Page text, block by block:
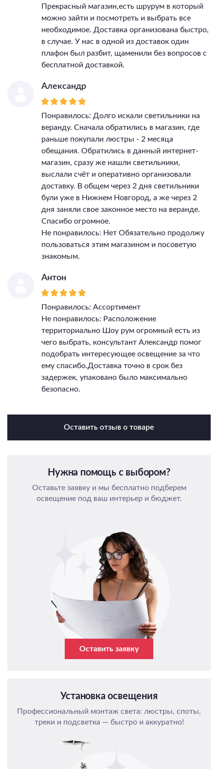
Прекрасный магазин,есть шрурум в который
можно зайти и посмотреть и выбрать все
необходимое. Доставка организована быстро,
в случае. У нас в одной из доставок один
плафон был разбит, щаменили без вопросов с
бесплатной доставкой.
Александр
Понравилось: Долго искали светильники на
веранду. Сначала обратились в магазин, где
раньше покупали люстры - 2 месяца
обещания. Обратились в данный интернет-
магазин, сразу же нашли светильники,
выслали счёт и оперативно организовали
доставку. В общем через 2 дня светильники
були уже в Нижнем Новгород, а же через 2
дня заняли свое законное место на веранде.
Спасибо огромное.
Не понравилось: Нет Обязательно продолжу
пользоваться этим магазином и посоветую
знакомым.
Антон
Понравилось: Ассортимент
Не понравилось: Расположение
территориально Шоу рум огромный есть из
чего выбрать, консультант Александр помог
подобрать интересующее освещение за что
ему спасибо.Доставка точно в срок без
задержек, упаковано было максимально
безопасно.
Оставить отзыв о товаре
Нужна помощь с выбором?
Оставьте заявку и мы бесплатно подберем
освещение под ваш интерьер и бюджет.
Оставить заявку
Установка освещения
Профессиональный монтаж света: люстры, споты,
треки и подсветка — быстро и аккуратно!